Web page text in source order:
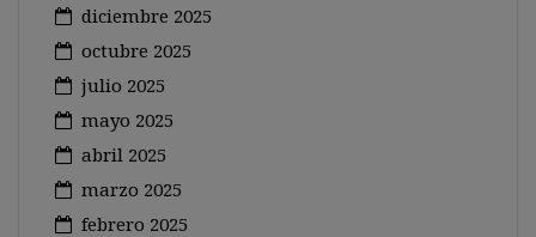
diciembre 2025
octubre 2025
julio 2025
mayo 2025
abril 2025
marzo 2025
febrero 2025